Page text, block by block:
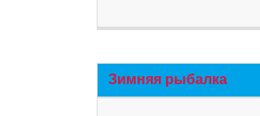
Зимняя рыбалка